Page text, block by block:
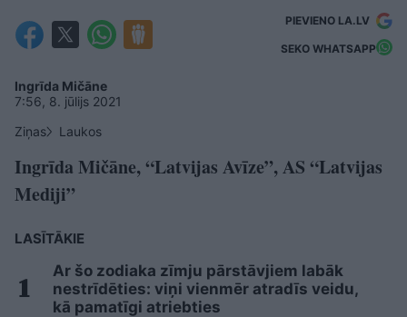
PIEVIENO LA.LV
SEKO WHATSAPP
Ingrīda Mičāne
7:56, 8. jūlijs 2021
Ziņas
Laukos
Ingrīda Mičāne, “Latvijas Avīze”, AS “Latvijas
Mediji”
LASĪTĀKIE
Ar šo zodiaka zīmju pārstāvjiem labāk
nestrīdēties: viņi vienmēr atradīs veidu,
kā pamatīgi atriebties